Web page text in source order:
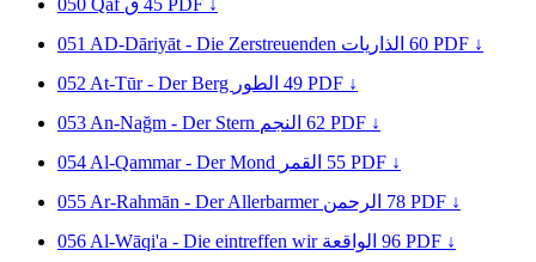
051 AD-Dāriyāt - Die Zerstreuenden الذاريات 60 PDF ↓
052 At-Tūr - Der Berg الطور 49 PDF ↓
053 An-Nağm - Der Stern النجم 62 PDF ↓
054 Al-Qammar - Der Mond القمر 55 PDF ↓
055 Ar-Rahmān - Der Allerbarmer الرحمن 78 PDF ↓
056 Al-Wāqi'a - Die eintreffen wir الواقعة 96 PDF ↓